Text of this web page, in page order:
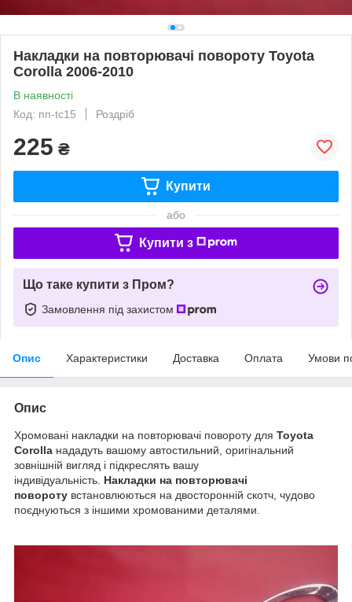
Накладки на повторювачі повороту Toyota
Corolla 2006-2010
В наявності
Код: пп-tc15
Роздріб
225 ₴
Купити
або
Купити з
Що таке купити з Пром?
Замовлення під захистом
Опис Характеристики Доставка Оплата Умови
Опис
Хромовані накладки на повторювачі повороту для Toyota
Corolla нададуть вашому автостильний, оригінальний
зовнішній вигляд і підкреслять вашу
індивідуальність. Накладки на повторювачі
повороту встановлюються на двосторонній скотч, чудово
поєднуються з іншими хромованими деталями.